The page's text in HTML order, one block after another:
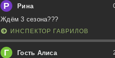
Р Рина
Ждём 3 сезона???
ИНСПЕКТОР ГАВРИЛОВ
Г Гость Алиса